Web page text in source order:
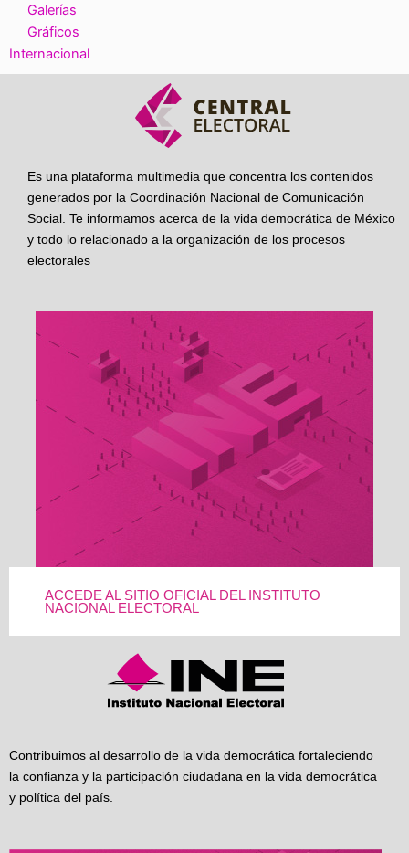
Galerías
Gráficos
Internacional
Es una plataforma multimedia que concentra los contenidos
generados por la Coordinación Nacional de Comunicación
Social. Te informamos acerca de la vida democrática de México
y todo lo relacionado a la organización de los procesos
electorales
ACCEDE AL SITIO OFICIAL DEL INSTITUTO
NACIONAL ELECTORAL
Contribuimos al desarrollo de la vida democrática fortaleciendo
la confianza y la participación ciudadana en la vida democrática
y política del país.